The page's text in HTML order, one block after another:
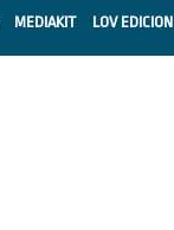
MEDIAKIT LOV